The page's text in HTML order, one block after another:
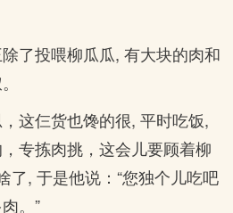
了投喂柳瓜瓜, 有大块的肉和
这仨货也馋的很, 平时吃饭,
专拣肉挑，这会儿要顾着柳
了, 于是他说：“您独个儿吃吧
。”